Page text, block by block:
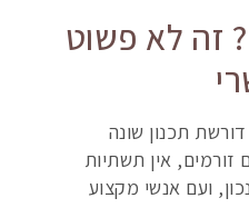
זה לא פשוט
תכנון שונה
זורמים, אין תשתיות
ועם אנשי מקצוע